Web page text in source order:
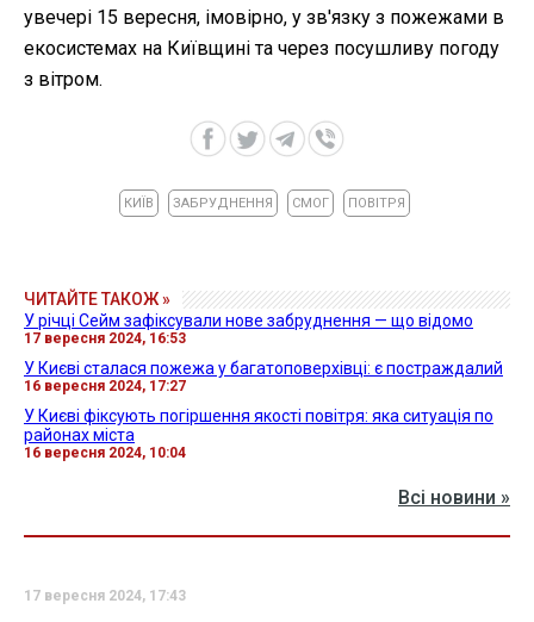
увечері 15 вересня, імовірно, у зв'язку з пожежами в
екосистемах на Київщині та через посушливу погоду
з вітром.
КИЇВ ЗАБРУДНЕННЯ СМОГ ПОВІТРЯ
ЧИТАЙТЕ ТАКОЖ »
У річці Сейм зафіксували нове забруднення — що відомо
17 вересня 2024, 16:53
У Києві сталася пожежа у багатоповерхівці: є постраждалий
16 вересня 2024, 17:27
У Києві фіксують погіршення якості повітря: яка ситуація по
районах міста
16 вересня 2024, 10:04
Всі новини »
17 вересня 2024, 17:43